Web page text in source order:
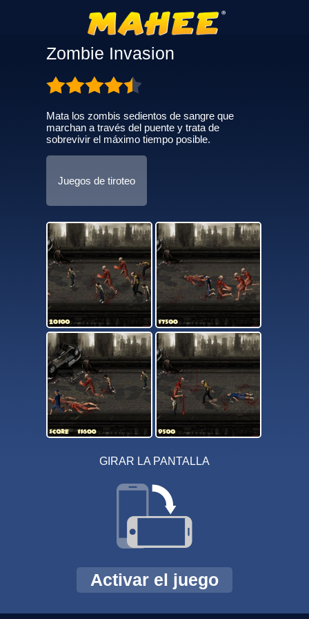
Zombie Invasion
Mata los zombis sedientos de sangre que
marchan a través del puente y trata de
sobrevivir el máximo tiempo posible.
Juegos de tiroteo
GIRAR LA PANTALLA
Activar el juego